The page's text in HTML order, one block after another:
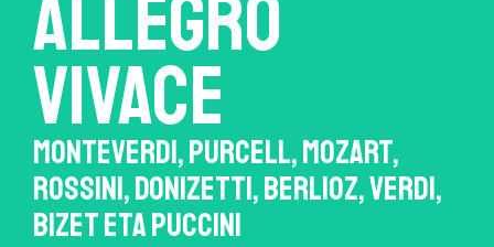
ALLEGRO
VIVACE
MONTEVERDI, PURCELL, MOZART,
ROSSINI, DONIZETTI, BERLIOZ, VERDI,
BIZET ETA PUCCINI